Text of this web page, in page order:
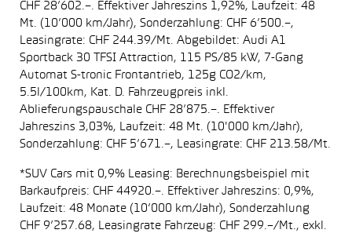
CHF 28’602.–. Effektiver Jahreszins 1,92%, Laufzeit: 48
Mt. (10’000 km/Jahr), Sonderzahlung: CHF 6’500.–,
Leasingrate: CHF 244.39/Mt. Abgebildet: Audi A1
Sportback 30 TFSI Attraction, 115 PS/85 kW, 7-Gang
Automat S-tronic Frontantrieb, 125g CO2/km,
5.5l/100km, Kat. D. Fahrzeugpreis inkl.
Ablieferungspauschale CHF 28’875.–. Effektiver
Jahreszins 3,03%, Laufzeit: 48 Mt. (10'000 km/Jahr),
Sonderzahlung: CHF 5’671.–, Leasingrate: CHF 213.58/Mt.
*SUV Cars mit 0,9% Leasing: Berechnungsbeispiel mit
Barkaufpreis: CHF 44920.–. Effektiver Jahreszins: 0,9%,
Laufzeit: 48 Monate (10’000 km/Jahr), Sonderzahlung
CHF 9’257.68, Leasingrate Fahrzeug: CHF 299.–/Mt., exkl.